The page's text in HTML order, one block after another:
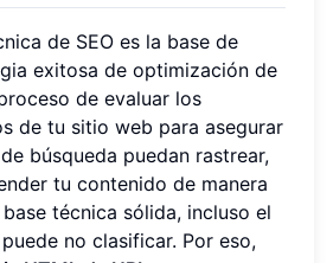
de SEO es la base de
exitosa de optimización de
de evaluar los
de tu sitio web para asegurar
búsqueda puedan rastrear,
tu contenido de manera
técnica sólida, incluso el
no clasificar. Por eso,